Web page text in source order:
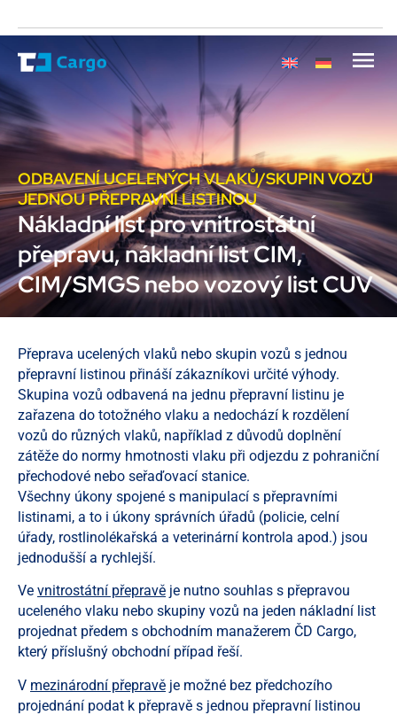
ODBAVENÍ UCELENÝCH VLAKŮ/SKUPIN VOZŮ
JEDNOU PŘEPRAVNÍ LISTINOU
Nákladní list pro vnitrostátní
přepravu, nákladní list CIM,
CIM/SMGS nebo vozový list CUV
Přeprava ucelených vlaků nebo skupin vozů s jednou
přepravní listinou přináší zákazníkovi určité výhody.
Skupina vozů odbavená na jednu přepravní listinu je
zařazena do totožného vlaku a nedochází k rozdělení
vozů do různých vlaků, například z důvodů doplnění
zátěže do normy hmotnosti vlaku při odjezdu z pohraniční
přechodové nebo seřaďovací stanice.
Všechny úkony spojené s manipulací s přepravními
listinami, a to i úkony správních úřadů (policie, celní
úřady, rostlinolékařská a veterinární kontrola apod.) jsou
jednodušší a rychlejší.
Ve vnitrostátní přepravě je nutno souhlas s přepravou
uceleného vlaku nebo skupiny vozů na jeden nákladní list
projednat předem s obchodním manažerem ČD Cargo,
který příslušný obchodní případ řeší.
V mezinárodní přepravě je možné bez předchozího
projednání podat k přepravě s jednou přepravní listinou